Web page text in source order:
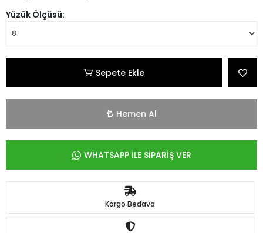
Yüzük Ölçüsü:
Sepete Ekle
Hemen Al
WHATSAPP İLE SİPARİŞ VER
Kargo Bedava